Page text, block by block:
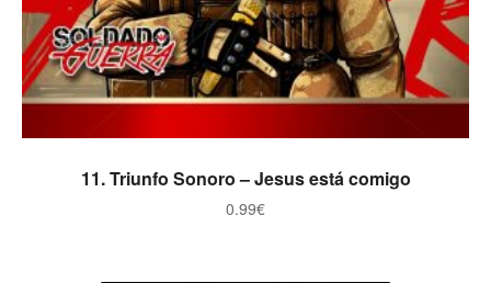
ADICIONAR
11. Triunfo Sonoro – Jesus está comigo
0.99€